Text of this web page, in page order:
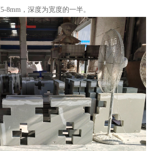
8mm，深度为宽度的一半。